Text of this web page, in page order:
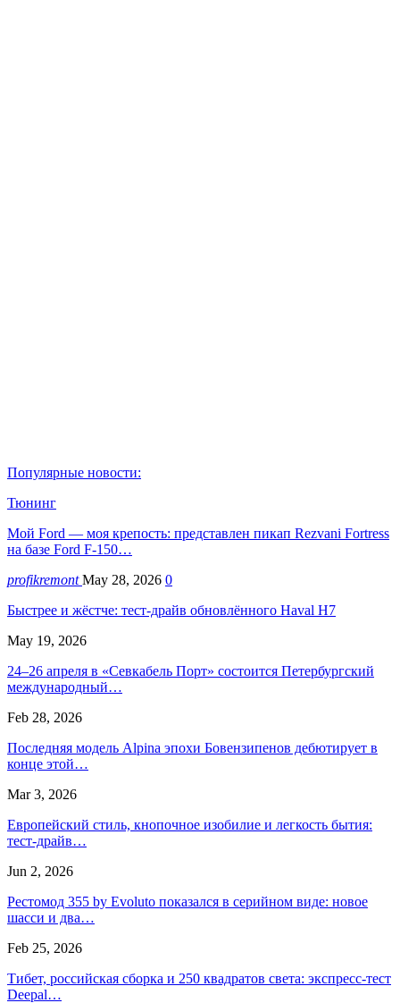
Популярные новости:
Тюнинг
Мой Ford — моя крепость: представлен пикап Rezvani Fortress
на базе Ford F-150…
profikremontMay 28, 2026 0
Быстрее и жёстче: тест-драйв обновлённого Haval H7
May 19, 2026
24–26 апреля в «Севкабель Порт» состоится Петербургский
международный…
Feb 28, 2026
Последняя модель Alpina эпохи Бовензипенов дебютирует в
конце этой…
Mar 3, 2026
Европейский стиль, кнопочное изобилие и легкость бытия:
тест-драйв…
Jun 2, 2026
Рестомод 355 by Evoluto показался в серийном виде: новое
шасси и два…
Feb 25, 2026
Тибет, российская сборка и 250 квадратов света: экспресс-тест
Deepal…